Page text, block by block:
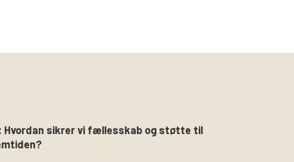
Hvordan sikrer vi fællesskab og støtte til